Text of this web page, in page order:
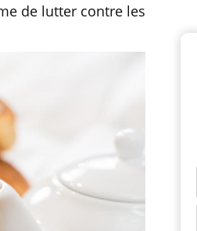
de lutter contre les